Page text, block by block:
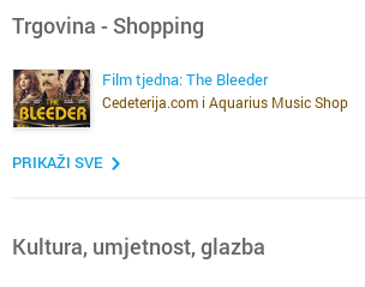
Trgovina - Shopping
Film tjedna: The Bleeder
Cedeterija.com i Aquarius Music Shop
PRIKAŽI SVE
Kultura, umjetnost, glazba